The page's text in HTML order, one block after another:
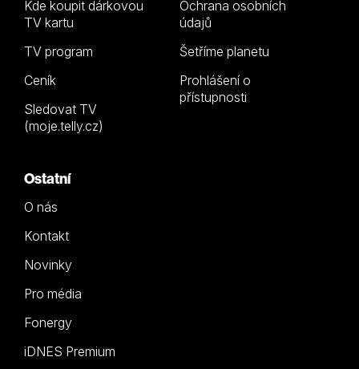
Kde koupit dárkovou
TV kartu
TV program
Ceník
Sledovat TV
(moje.telly.cz)
Ochrana osobních
údajů
Šetříme planetu
Prohlášení o
přístupnosti
Ostatní
O nás
Kontakt
Novinky
Pro média
Fonergy
iDNES Premium